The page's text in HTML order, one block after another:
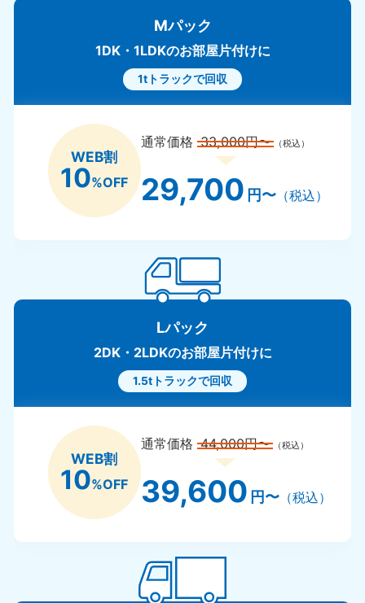
Mパック
1DK・1LDKのお部屋片付けに
1tトラックで回収
WEB割
10%OFF
通常価格33,000円〜 （税込）
29,700 円〜（税込）
Lパック
2DK・2LDKのお部屋片付けに
1.5tトラックで回収
WEB割
10%OFF
通常価格44,000円〜 （税込）
39,600 円〜（税込）